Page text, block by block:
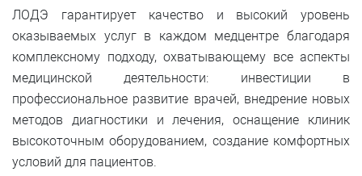
ЛОДЭ гарантирует качество и высокий уровень
оказываемых услуг в каждом медцентре благодаря
комплексному подходу, охватывающему все аспекты
медицинской деятельности: инвестиции в
профессиональное развитие врачей, внедрение новых
методов диагностики и лечения, оснащение клиник
высокоточным оборудованием, создание комфортных
условий для пациентов.